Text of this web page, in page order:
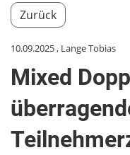
Zurück
10.09.2025 , Lange Tobias
Mixed